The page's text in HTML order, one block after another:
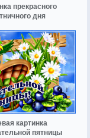
прекрасного
дня
картинка
пятницы